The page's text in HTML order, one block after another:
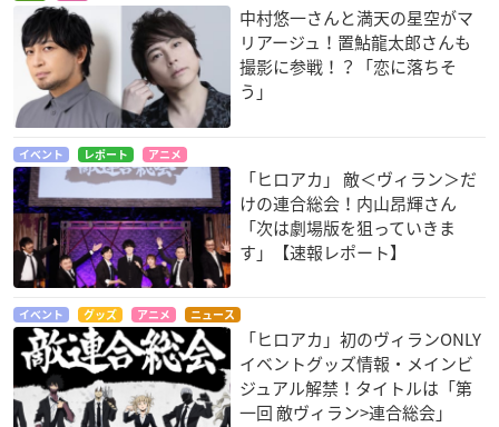
中村悠一さんと満天の星空がマ
リアージュ！置鮎龍太郎さんも
撮影に参戦！？「恋に落ちそ
う」
イベント レポート アニメ
「ヒロアカ」 敵＜ヴィラン＞だ
けの連合総会！内山昂輝さん
「次は劇場版を狙っていきま
す」【速報レポート】
イベント グッズ アニメ ニュース
「ヒロアカ」初のヴィランONLY
イベントグッズ情報・メインビ
ジュアル解禁！タイトルは「第
一回 敵ヴィラン>連合総会」